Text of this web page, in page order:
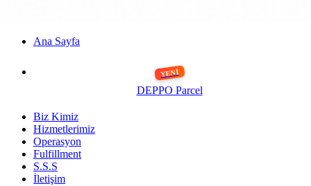
Ana Sayfa
DEPPO Parcel
Biz Kimiz
Hizmetlerimiz
Operasyon
Fulfillment
S.S.S
İletişim